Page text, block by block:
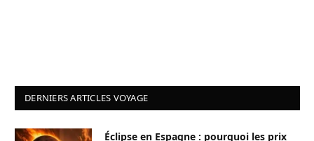
DERNIERS ARTICLES VOYAGE
Éclipse en Espagne : pourquoi les prix